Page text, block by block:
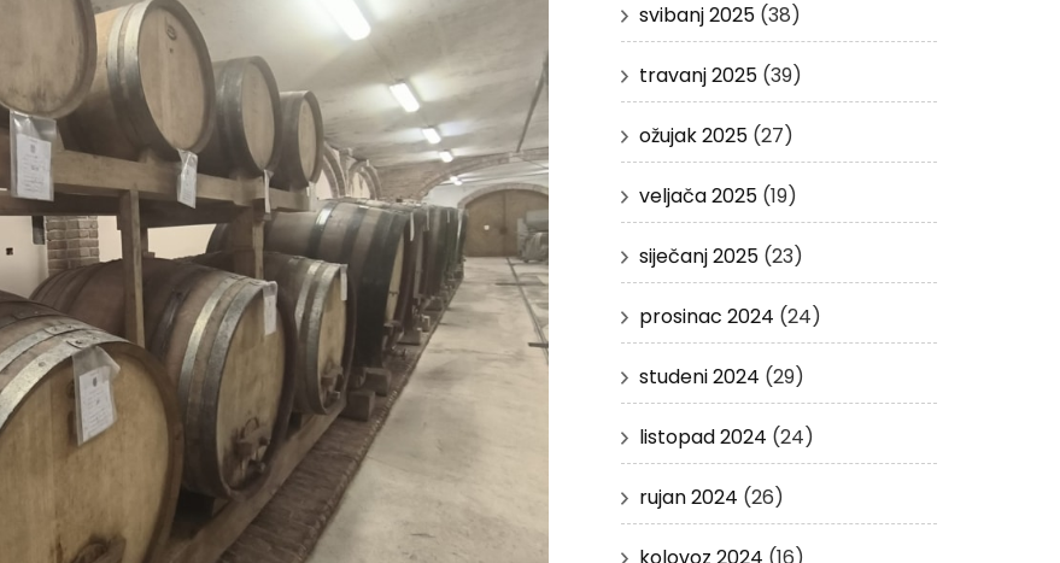
svibanj 2025(38)
travanj 2025(39)
ožujak 2025(27)
veljača 2025(19)
siječanj 2025(23)
prosinac 2024 (24)
studeni 2024 (29)
listopad 2024 (24)
rujan 2024 (26)